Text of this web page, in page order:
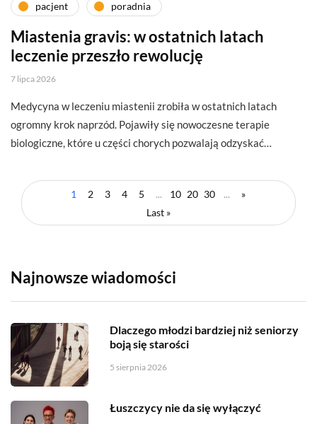
pacjent poradnia
Miastenia gravis: w ostatnich latach
leczenie przeszło rewolucję
7 lipca 2026
Medycyna w leczeniu miastenii zrobiła w ostatnich latach
ogromny krok naprzód. Pojawiły się nowoczesne terapie
biologiczne, które u części chorych pozwalają odzyskać…
1 2 3 4 5 ... 10 20 30 ...
»
Last »
Najnowsze wiadomości
Dlaczego młodzi bardziej niż seniorzy
boją się starości
5 sierpnia 2026
Łuszczycy nie da się wyłączyć